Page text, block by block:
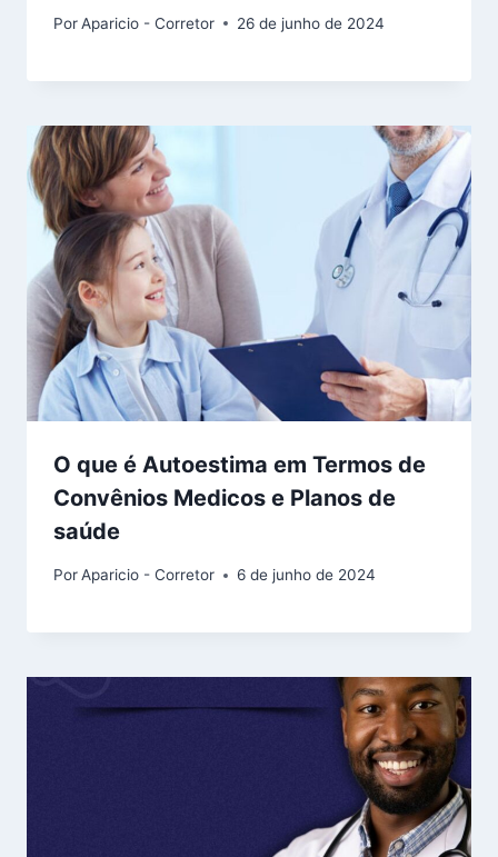
PorAparicio - Corretor 26 de junho de 2024
O que é Autoestima em Termos de
Convênios Medicos e Planos de
saúde
PorAparicio - Corretor 6 de junho de 2024